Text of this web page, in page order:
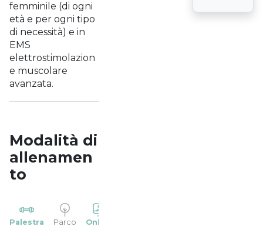
femminile (di ogni
età e per ogni tipo
di necessità) e in
EMS
elettrostimolazion
e muscolare
avanzata.
Modalità di
allenamen
to
Palestra Parco Online